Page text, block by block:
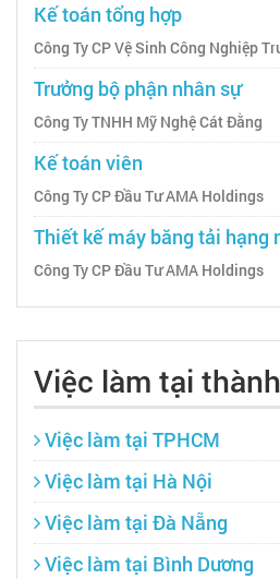
Kế toán tổng hợp
Công Ty CP Vệ Sinh Công Nghiệp
Trưởng bộ phận nhân sự
Công Ty TNHH Mỹ Nghệ Cát Đằng
Kế toán viên
Công Ty CP Đầu Tư AMA Holdings
Thiết kế máy băng tải hạng
Công Ty CP Đầu Tư AMA Holdings
Việc làm tại
Việc làm tại TPHCM
Việc làm tại Hà Nội
Việc làm tại Đà Nẵng
Việc làm tại Bình Dương